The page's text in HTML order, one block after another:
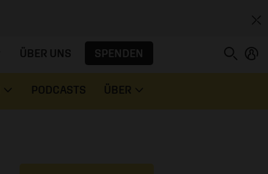
ÜBER UNS SPENDEN
PODCASTS ÜBER